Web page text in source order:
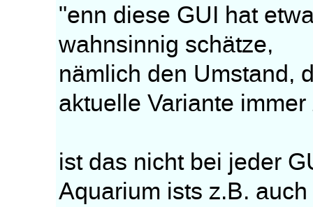
"enn diese GUI hat
wahnsinnig schätze,
nämlich den Umstand,
aktuelle Variante
ist das nicht bei jeder
Aquarium ists z.B.